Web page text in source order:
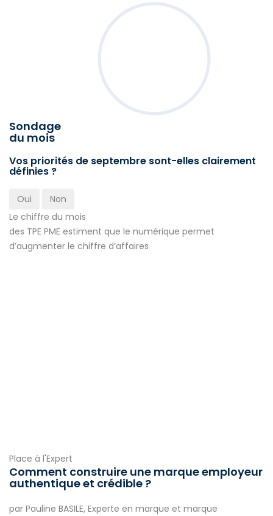
Sondage
du mois
Vos priorités de septembre sont-elles clairement
définies ?
Oui
Non
Le chiffre du mois
des TPE PME estiment que le numérique permet
d’augmenter le chiffre d’affaires
Place à l'Expert
Comment construire une marque employeur
authentique et crédible ?
par Pauline BASILE, Experte en marque et marque